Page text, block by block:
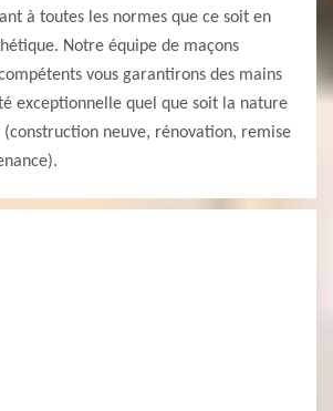
à toutes les normes que ce soit en
Notre équipe de maçons
vous garantirons des mains
exceptionnelle quel que soit la nature
neuve, rénovation, remise